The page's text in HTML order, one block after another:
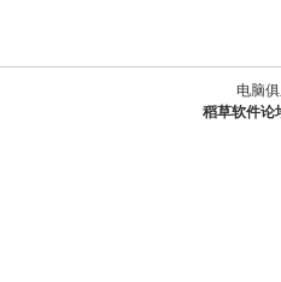
电脑
稻草软件论